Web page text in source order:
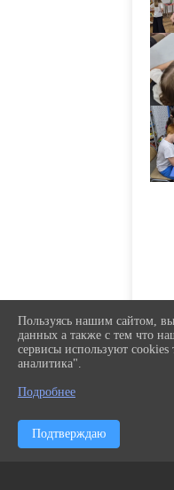
Пользуясь нашим сайтом,
данных а также с тем что
сервисы используют
аналитика".
Подробнее
Подтверждаю